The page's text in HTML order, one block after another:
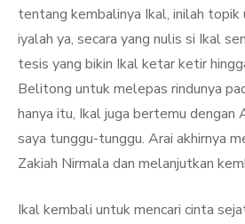
tentang kembalinya Ikal, inilah topik
iyalah ya, secara yang nulis si Ikal
tesis yang bikin Ikal ketar ketir
Belitong untuk melepas rindunya
hanya itu, Ikal juga bertemu dengan
saya tunggu-tunggu. Arai akhirnya
Zakiah Nirmala dan melanjutkan
Ikal kembali untuk mencari cinta